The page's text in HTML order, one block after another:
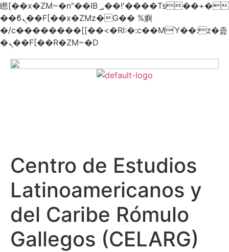
矁[��x�ZM~�n"��IB؃��!'����Тѕ��+��(m��IK�ʭ�/|
��ϐܢ��F[��x�ZMz�G�� %嬩
�/c��������[[��<�RI:�:c��MΎ��:z�졾
�ܢ��F[��R�ZM~�D
Centro de Estudios
Latinoamericanos y
del Caribe Rómulo
Gallegos (CELARG)